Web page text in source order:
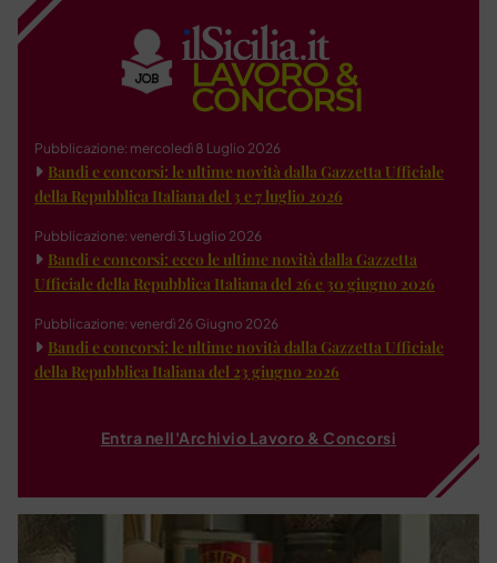
Pubblicazione: mercoledì 8 Luglio 2026
Bandi e concorsi: le ultime novità dalla Gazzetta Ufficiale
della Repubblica Italiana del 3 e 7 luglio 2026
Pubblicazione: venerdì 3 Luglio 2026
Bandi e concorsi: ecco le ultime novità dalla Gazzetta
Ufficiale della Repubblica Italiana del 26 e 30 giugno 2026
Pubblicazione: venerdì 26 Giugno 2026
Bandi e concorsi: le ultime novità dalla Gazzetta Ufficiale
della Repubblica Italiana del 23 giugno 2026
Entra nell'Archivio Lavoro & Concorsi